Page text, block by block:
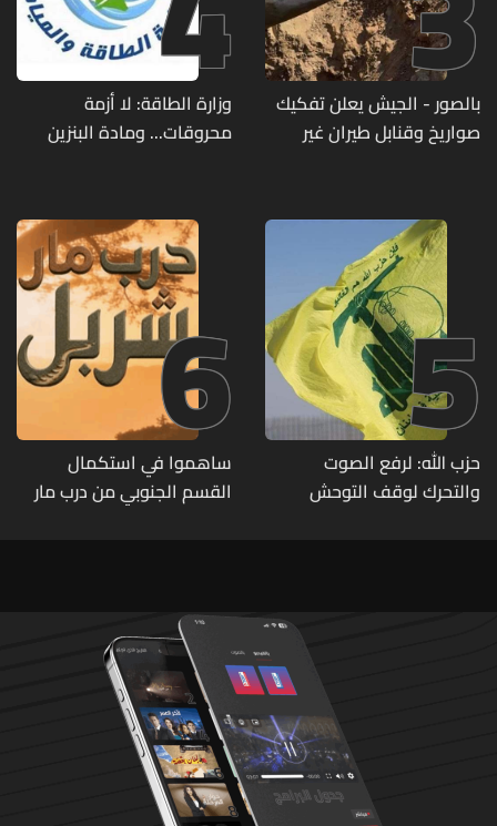
بالصور - الجيش يعلن تفكيك
صواريخ وقنابل طيران غير
وزارة الطاقة: لا أزمة
محروقات... ومادة البنزين
5
حزب الله: لرفع الصوت
والتحرك لوقف التوحش
6
ساهموا في استكمال
القسم الجنوبي من درب مار